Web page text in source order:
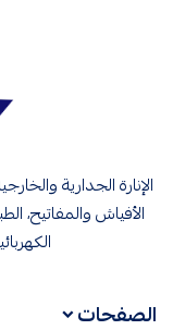
الإنارة الجدارية
الأفياش والمفاتيح،
الصفحات